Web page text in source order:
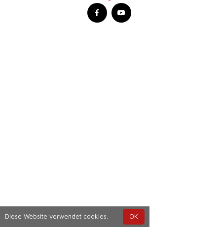
Diese Website verwendet cookies. OK